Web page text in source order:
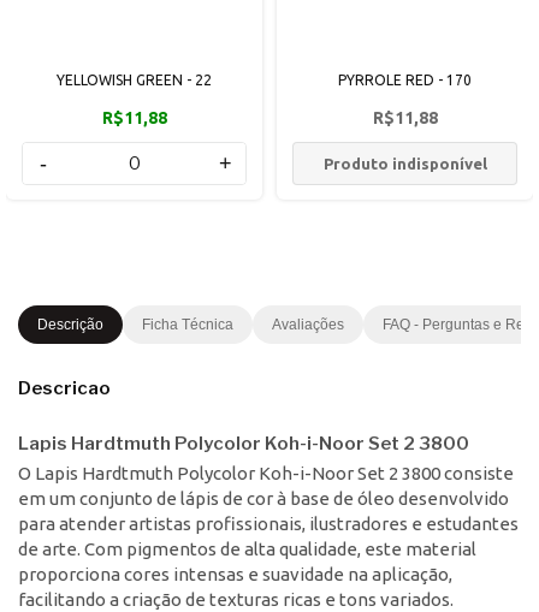
YELLOWISH GREEN - 22
R$11,88
- +
PYRROLE RED - 170
R$11,88
Produto indisponível
Descrição Ficha Técnica Avaliações FAQ - Perguntas e
Descricao
Lapis Hardtmuth Polycolor Koh-i-Noor Set 2 3800
O Lapis Hardtmuth Polycolor Koh-i-Noor Set 2 3800 consiste
em um conjunto de lápis de cor à base de óleo desenvolvido
para atender artistas profissionais, ilustradores e estudantes
de arte. Com pigmentos de alta qualidade, este material
proporciona cores intensas e suavidade na aplicação,
facilitando a criação de texturas ricas e tons variados.